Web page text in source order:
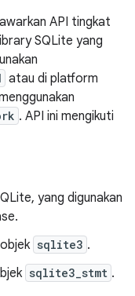
API tingkat
SQLite yang
atau di platform
. API ini mengikuti
yang digunakan
sqlite3 .
sqlite3_stmt .